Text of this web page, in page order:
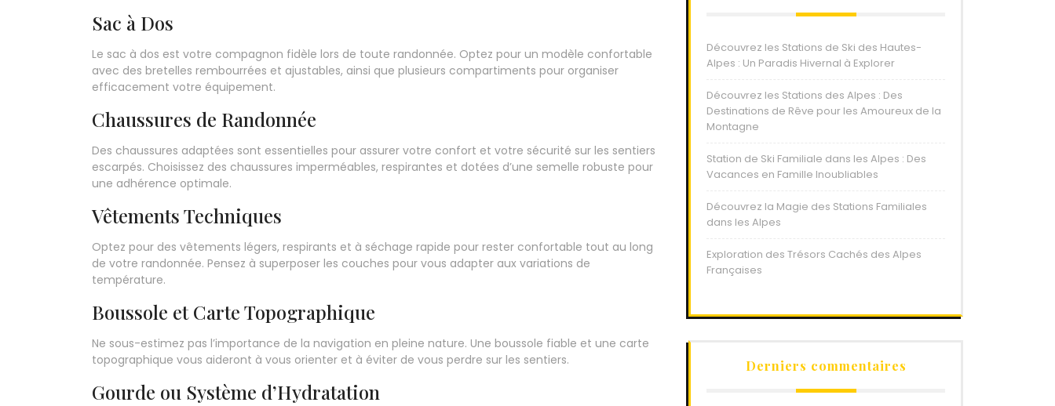
Sac à Dos
Le sac à dos est votre compagnon fidèle lors de toute randonnée. Optez pour un modèle confortable
avec des bretelles rembourrées et ajustables, ainsi que plusieurs compartiments pour organiser
efficacement votre équipement.
Chaussures de Randonnée
Des chaussures adaptées sont essentielles pour assurer votre confort et votre sécurité sur les sentiers
escarpés. Choisissez des chaussures imperméables, respirantes et dotées d’une semelle robuste pour
une adhérence optimale.
Vêtements Techniques
Optez pour des vêtements légers, respirants et à séchage rapide pour rester confortable tout au long
de votre randonnée. Pensez à superposer les couches pour vous adapter aux variations de
température.
Boussole et Carte Topographique
Ne sous-estimez pas l’importance de la navigation en pleine nature. Une boussole fiable et une carte
topographique vous aideront à vous orienter et à éviter de vous perdre sur les sentiers.
Gourde ou Système d’Hydratation
Découvrez les Stations de Ski des Hautes-
Alpes : Un Paradis Hivernal à Explorer
Découvrez les Stations des Alpes : Des
Destinations de Rêve pour les Amoureux de la
Montagne
Station de Ski Familiale dans les Alpes : Des
Vacances en Famille Inoubliables
Découvrez la Magie des Stations Familiales
dans les Alpes
Exploration des Trésors Cachés des Alpes
Françaises
Derniers commentaires